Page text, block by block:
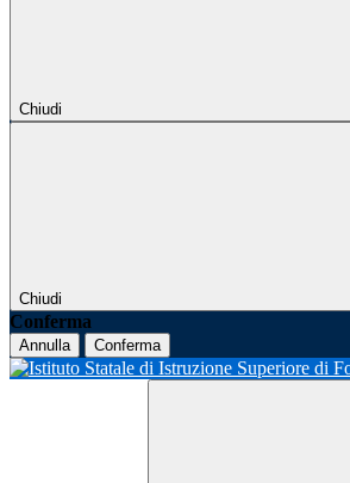
Chiudi
Chiudi
Conferma
Annulla Conferma